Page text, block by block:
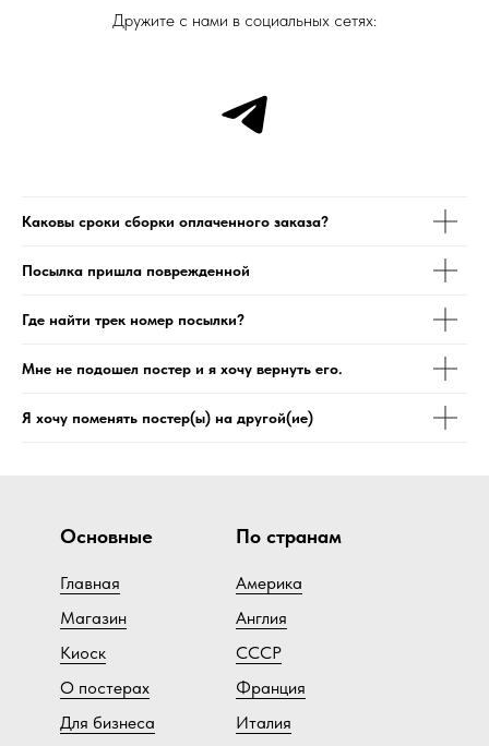
Дружите с нами в социальных сетях:
Каковы сроки сборки оплаченного заказа?
Посылка пришла поврежденной
Где найти трек номер посылки?
Мне не подошел постер и я хочу вернуть его.
Я хочу поменять постер(ы) на другой(ие)
Основные
Главная
Магазин
Киоск
О постерах
Для бизнеса
По странам
Америка
Англия
СССР
Франция
Италия